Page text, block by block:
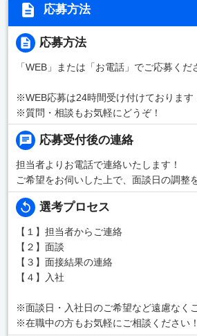
応募方法
応募方法
「WEB」または「お電話」でご応募くだ
※WEB応募は24時間受け付けております
※質問・相談もお気軽にどうぞ！
応募受付後の連絡
担当者よりお電話で連絡いたします！
ご希望をお伺いした上で、面談日の調整
選考プロセス
【１】担当者からご連絡
【２】面談
【３】面接結果の連絡
【４】入社
※面談日・入社日のご希望など遠慮なく
※在職中の方もお気軽にご相談ください！